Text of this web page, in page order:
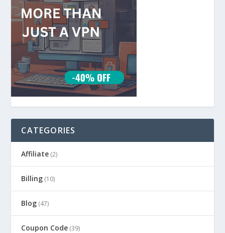
CATEGORIES
Affiliate (2)
Billing (10)
Blog (47)
Coupon Code (39)